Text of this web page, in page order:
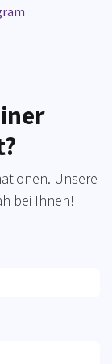
Unsere
bei Ihnen!